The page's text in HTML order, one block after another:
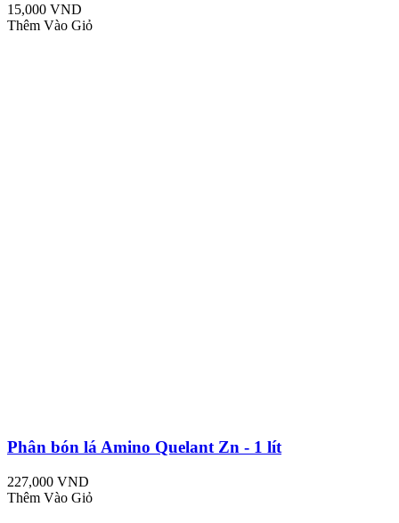
15,000 VND
Thêm Vào Giỏ
Phân bón lá Amino Quelant Zn - 1 lít
227,000 VND
Thêm Vào Giỏ